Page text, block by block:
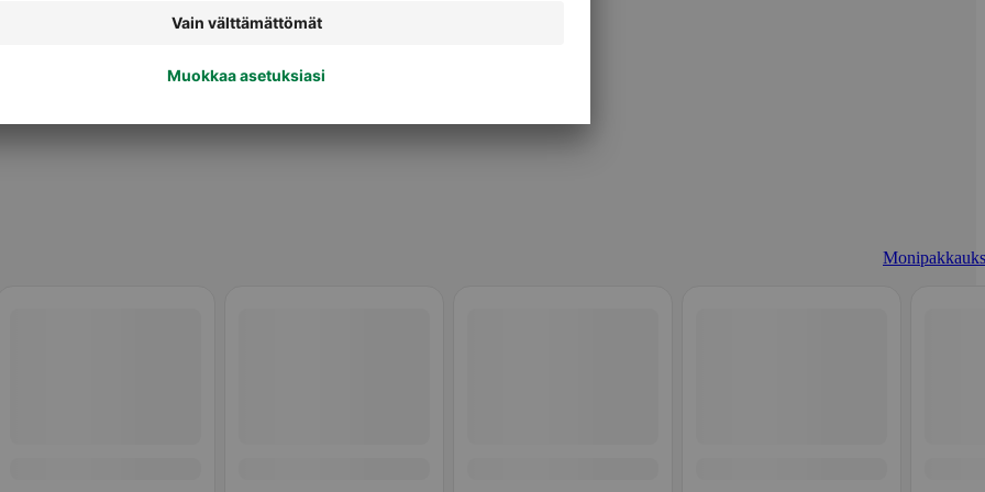
Monipakkaukset